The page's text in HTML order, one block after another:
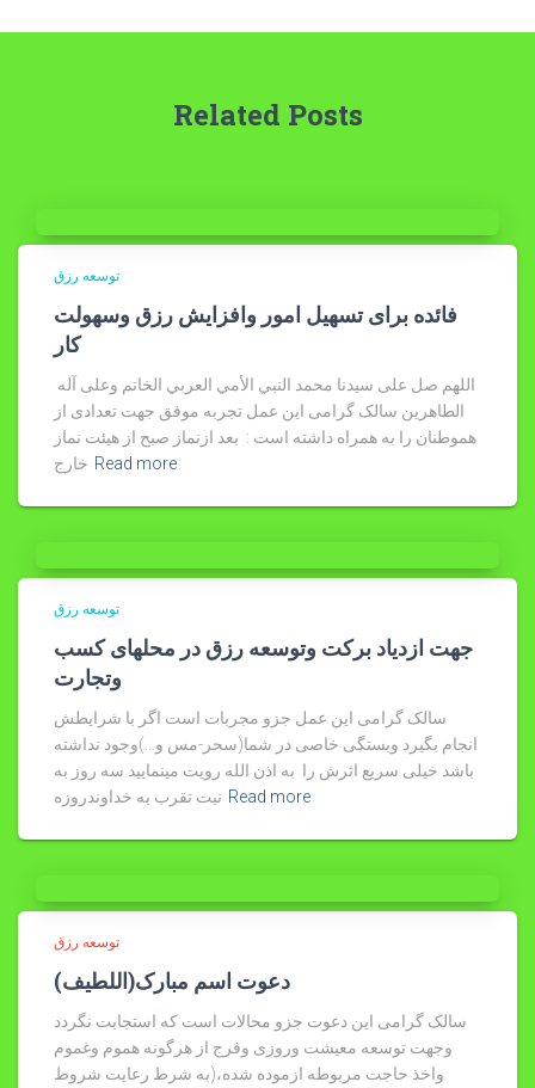
Related Posts
توسعه رزق
فائده برای تسهیل امور وافزایش رزق وسهولت
کار
الطاهرین سالک گرامی این عمل تجربه موفق جهت تعدادی از
هموطنان را به همراه داشته است : بعد ازنماز صبح از هیئت نماز
خارج Read more
توسعه رزق
جهت ازدیاد برکت وتوسعه رزق در محلهای کسب
وتجارت
سالک گرامی این عمل جزو مجربات است اگر با شرایطش
انجام بگیرد وبستگی خاصی در شما(سحر-مس و…)وجود نداشته
باشد خیلی سریع اثرش را به اذن الله رویت مینمایید سه روز به
نیت تقرب به خداوندروزه Read more
توسعه رزق
(دعوت اسم مبارک(اللطیف
سالک گرامی این دعوت جزو محالات است که استجابت نگردد
وجهت توسعه معیشت وروزی وفرج از هرگونه هموم وغموم
واخذ حاجت مربوطه ازموده شده،(به شرط رعایت شروط